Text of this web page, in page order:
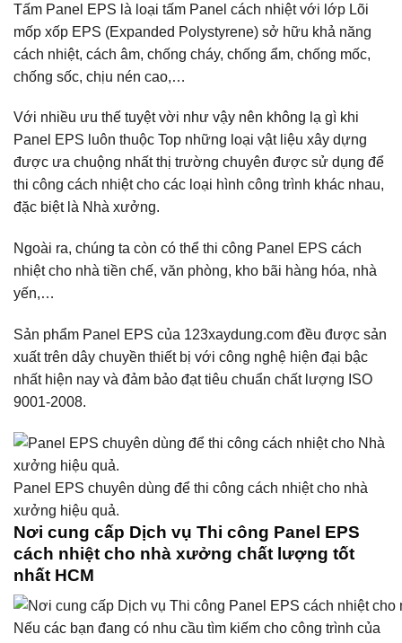
Tấm Panel EPS là loại tấm Panel cách nhiệt với lớp Lõi
mốp xốp EPS (Expanded Polystyrene) sở hữu khả năng
cách nhiệt, cách âm, chống cháy, chống ẩm, chống mốc,
chống sốc, chịu nén cao,…
Với nhiều ưu thế tuyệt vời như vậy nên không lạ gì khi
Panel EPS luôn thuộc Top những loại vật liệu xây dựng
được ưa chuộng nhất thị trường chuyên được sử dụng để
thi công cách nhiệt cho các loại hình công trình khác nhau,
đặc biệt là Nhà xưởng.
Ngoài ra, chúng ta còn có thể thi công Panel EPS cách
nhiệt cho nhà tiền chế, văn phòng, kho bãi hàng hóa, nhà
yến,…
Sản phẩm Panel EPS của 123xaydung.com đều được sản
xuất trên dây chuyền thiết bị với công nghệ hiện đại bậc
nhất hiện nay và đảm bảo đạt tiêu chuẩn chất lượng ISO
9001-2008.
Panel EPS chuyên dùng để thi công cách nhiệt cho nhà
xưởng hiệu quả.
Nơi cung cấp Dịch vụ Thi công Panel EPS
cách nhiệt cho nhà xưởng chất lượng tốt
nhất HCM
Nếu các bạn đang có nhu cầu tìm kiếm cho công trình của